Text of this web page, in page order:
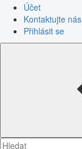
Účet
Kontaktujte nás
Přihlásit se